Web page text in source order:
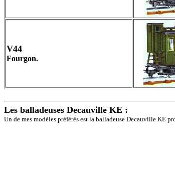
V44
Fourgon.
Les balladeuses Decauville KE :
Un de mes modèles préférés est la balladeuse Decauville KE